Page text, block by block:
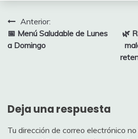
Navegación
de
Anterior:
📅 Menú Saludable de Lunes
a Domingo
🌿
Deja una respuesta
Tu dirección de correo electrónico no